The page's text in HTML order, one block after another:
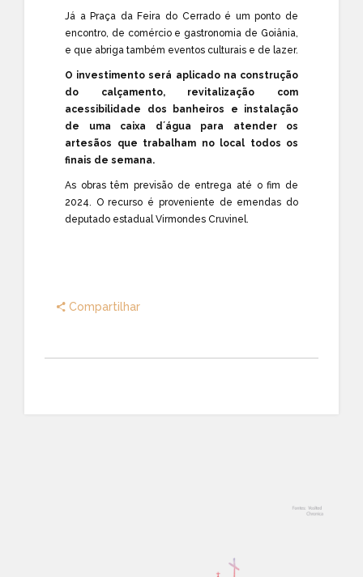
Já a Praça da Feira do Cerrado é um ponto de
encontro, de comércio e gastronomia de Goiânia,
e que abriga também eventos culturais e de lazer.
O investimento será aplicado na construção
do calçamento, revitalização com
acessibilidade dos banheiros e instalação
de uma caixa d´água para atender os
artesãos que trabalham no local todos os
finais de semana.
As obras têm previsão de entrega até o fim de
2024. O recurso é proveniente de emendas do
deputado estadual Virmondes Cruvinel.
Compartilhar